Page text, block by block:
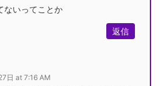
ないってことか
返信
日 at 7:16 AM